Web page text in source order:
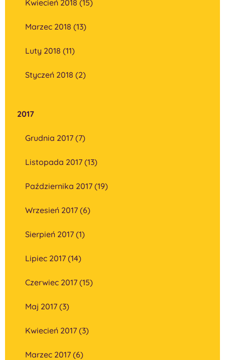
Kwiecień 2018 (15)
Marzec 2018 (13)
Luty 2018 (11)
Styczeń 2018 (2)
2017
Grudnia 2017 (7)
Listopada 2017 (13)
Października 2017 (19)
Wrzesień 2017 (6)
Sierpień 2017 (1)
Lipiec 2017 (14)
Czerwiec 2017 (15)
Maj 2017 (3)
Kwiecień 2017 (3)
Marzec 2017 (6)